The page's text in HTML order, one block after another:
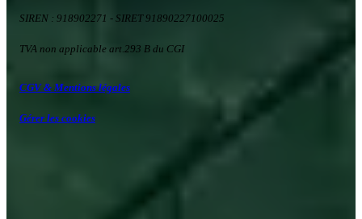
SIREN : 918902271 - SIRET 91890227100025
TVA non applicable art.293 B du CGI
CGV & Mentions légales
Gérer les cookies